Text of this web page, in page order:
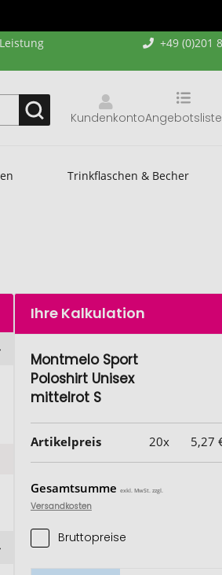
+49 (0)201
KundenkontoAngebotsliste
Trinkflaschen & Becher
Ihre Kalkulation
Montmelo Sport
Poloshirt Unisex
mittelrot S
Artikelpreis 20x 5,27
Gesamtsumme exkl. MwSt. zzgl.
Versandkosten
Bruttopreise